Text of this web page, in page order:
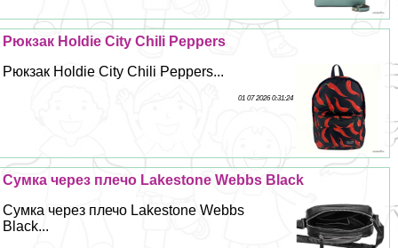
Рюкзак Holdie City Chili Peppers
Рюкзак Holdie City Chili Peppers...
01 07 2026 0:31:24
Сумка через плечо Lakestone Webbs Black
Сумка через плечо Lakestone Webbs
Black...